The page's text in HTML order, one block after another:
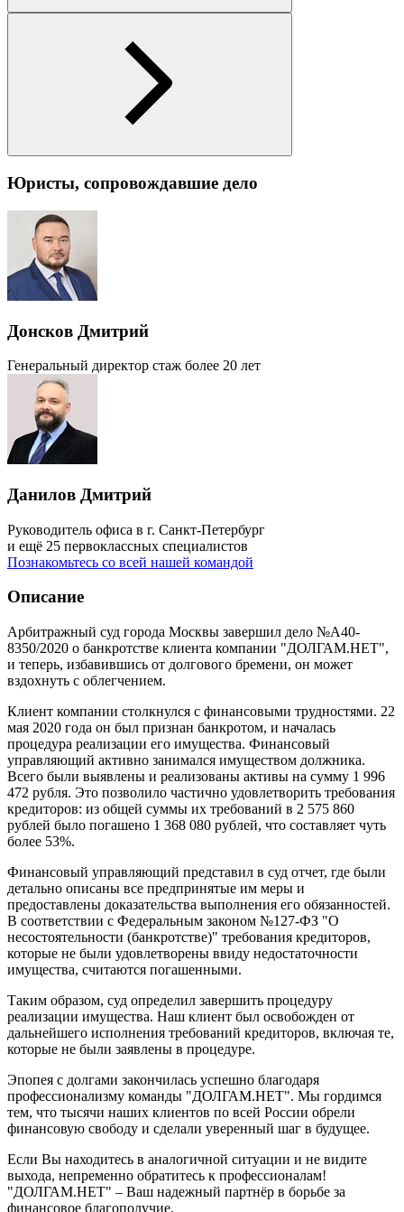
Юристы, сопровождавшие дело
Донсков Дмитрий
Генеральный директор стаж более 20 лет
Данилов Дмитрий
Руководитель офиса в г. Санкт-Петербург
и ещё 25 первоклассных специалистов
Познакомьтесь со всей нашей командой
Описание
Арбитражный суд города Москвы завершил дело №А40-
8350/2020 о банкротстве клиента компании "ДОЛГАМ.НЕТ",
и теперь, избавившись от долгового бремени, он может
вздохнуть с облегчением.
Клиент компании столкнулся с финансовыми трудностями. 22
мая 2020 года он был признан банкротом, и началась
процедура реализации его имущества. Финансовый
управляющий активно занимался имуществом должника.
Всего были выявлены и реализованы активы на сумму 1 996
472 рубля. Это позволило частично удовлетворить требования
кредиторов: из общей суммы их требований в 2 575 860
рублей было погашено 1 368 080 рублей, что составляет чуть
более 53%.
Финансовый управляющий представил в суд отчет, где были
детально описаны все предпринятые им меры и
предоставлены доказательства выполнения его обязанностей.
В соответствии с Федеральным законом №127-ФЗ "О
несостоятельности (банкротстве)" требования кредиторов,
которые не были удовлетворены ввиду недостаточности
имущества, считаются погашенными.
Таким образом, суд определил завершить процедуру
реализации имущества. Наш клиент был освобожден от
дальнейшего исполнения требований кредиторов, включая те,
которые не были заявлены в процедуре.
Эпопея с долгами закончилась успешно благодаря
профессионализму команды "ДОЛГАМ.НЕТ". Мы гордимся
тем, что тысячи наших клиентов по всей России обрели
финансовую свободу и сделали уверенный шаг в будущее.
Если Вы находитесь в аналогичной ситуации и не видите
выхода, непременно обратитесь к профессионалам!
"ДОЛГАМ.НЕТ" – Ваш надежный партнёр в борьбе за
финансовое благополучие.